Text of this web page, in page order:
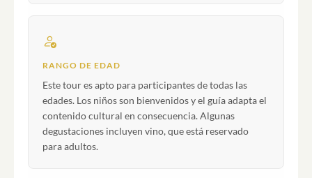
RANGO DE EDAD
Este tour es apto para participantes de todas las
edades. Los niños son bienvenidos y el guía adapta el
contenido cultural en consecuencia. Algunas
degustaciones incluyen vino, que está reservado
para adultos.